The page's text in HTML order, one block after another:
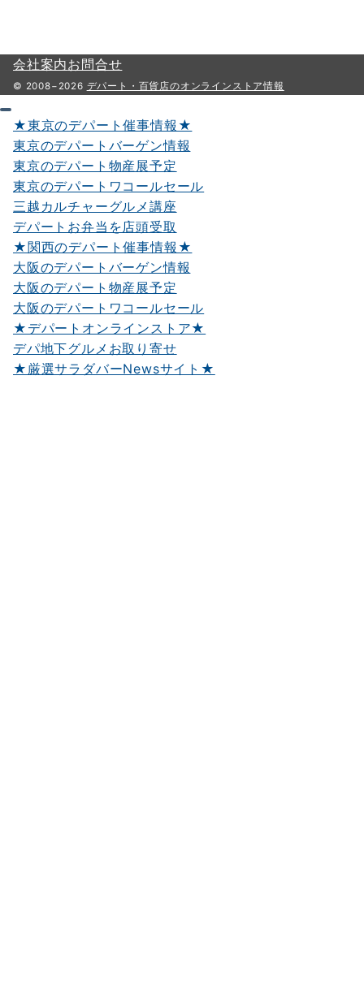
会社案内お問合せ
© 2008−2026 デパート・百貨店のオンラインストア情報
★東京のデパート催事情報★
東京のデパートバーゲン情報
東京のデパート物産展予定
東京のデパートワコールセール
三越カルチャーグルメ講座
デパートお弁当を店頭受取
★関西のデパート催事情報★
大阪のデパートバーゲン情報
大阪のデパート物産展予定
大阪のデパートワコールセール
★デパートオンラインストア★
デパ地下グルメお取り寄せ
★厳選サラダバーNewsサイト★